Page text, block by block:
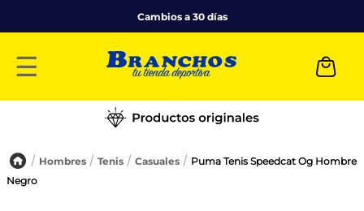
Cambios a 30 días
☰
Hombres Tenis Casuales
Puma Tenis Speedcat Og Hombre
Negro